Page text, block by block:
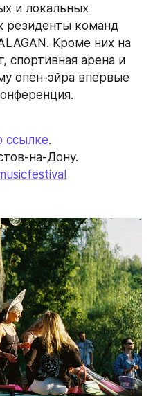
и локальных
резиденты команд
Кроме них на
спортивная арена и
опен-эйра впервые
ссылке.
на-Дону.